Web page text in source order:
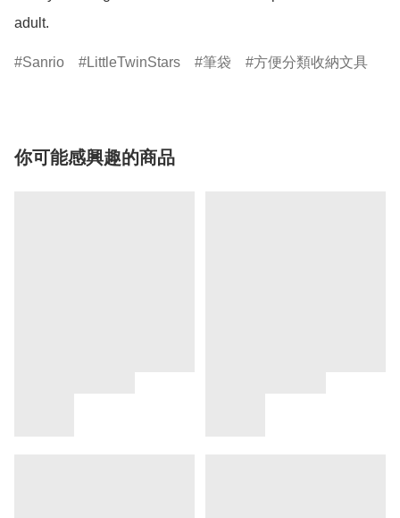
adult.
Sanrio LittleTwinStars 筆袋 方便分類收納文具
你可能感興趣的商品